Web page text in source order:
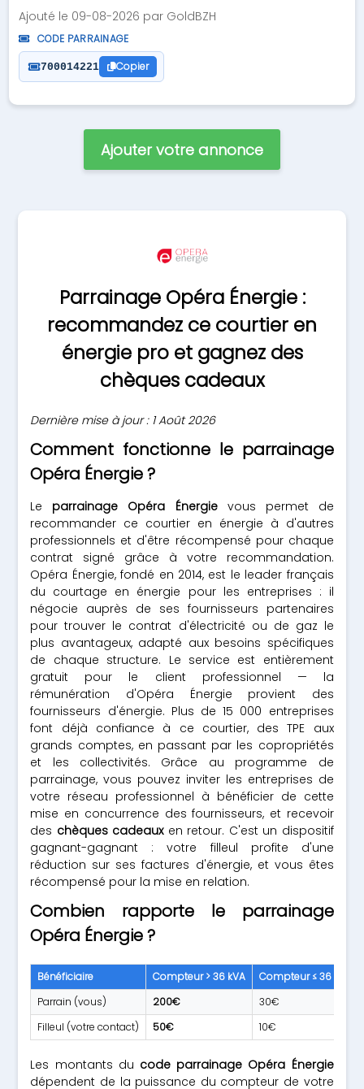
Ajouté le 09-08-2026 par GoldBZH
CODE PARRAINAGE
700014221 Copier
Ajouter votre annonce
Parrainage Opéra Énergie :
recommandez ce courtier en
énergie pro et gagnez des
chèques cadeaux
Dernière mise à jour : 1 Août 2026
Comment fonctionne le parrainage
Opéra Énergie ?
Le parrainage Opéra Énergievous permet de
recommander ce courtier en énergie à d'autres
professionnels et d'être récompensé pour chaque
contrat signé grâce à votre recommandation.
Opéra Énergie, fondé en 2014, est le leader français
du courtage en énergie pour les entreprises : il
négocie auprès de ses fournisseurs partenaires
pour trouver le contrat d'électricité ou de gaz le
plus avantageux, adapté aux besoins spécifiques
de chaque structure. Le service est entièrement
gratuit pour le client professionnel — la
rémunération d'Opéra Énergie provient des
fournisseurs d'énergie. Plus de 15 000 entreprises
font déjà confiance à ce courtier, des TPE aux
grands comptes, en passant par les copropriétés
et les collectivités. Grâce au programme de
parrainage, vous pouvez inviter les entreprises de
votre réseau professionnel à bénéficier de cette
mise en concurrence des fournisseurs, et recevoir
des chèques cadeauxen retour. C'est un dispositif
gagnant-gagnant : votre filleul profite d'une
réduction sur ses factures d'énergie, et vous êtes
récompensé pour la mise en relation.
Combien rapporte le parrainage
Opéra Énergie ?
Bénéficiaire Compteur > 36 kVA
Compteur ≤ 36 kVA
Parrain (vous)
200€
30€
Filleul (votre contact)
50€ 10€
Les montants du code parrainage Opéra Énergie
dépendent de la puissance du compteur de votre